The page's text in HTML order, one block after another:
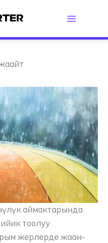
аймактарында
тоолуу
жерлерде жаан-